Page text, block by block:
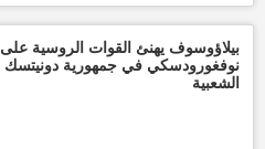
العالم العربي الأخبار
بيلاؤوسوف يهنئ القوات الروسية على
نوفغورودسكي في جمهورية دونيتسك
الشعبية